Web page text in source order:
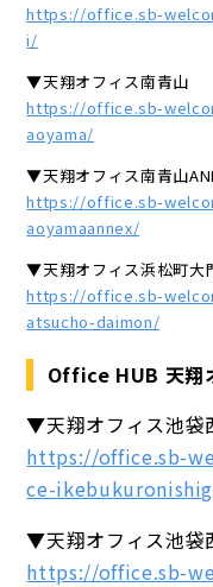
https://office.sb-
i/
▼天翔オフィス南青山
https://office.sb-
aoyama/
▼天翔オフィス南青山
https://office.sb-
aoyamaannex/
▼天翔オフィス浜松町大
https://office.sb-
atsucho-daimon/
Office HUB 天翔
▼天翔オフィス池袋
https://office.sb-
ce-
▼天翔オフィス池袋
https://office.sb-